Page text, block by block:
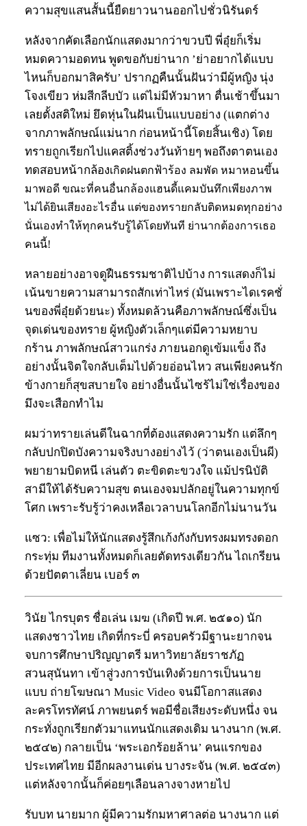
ความสุขแสนสั้นนี้ยืดยาวนานออกไปชั่วนิรันดร์
หลังจากคัดเลือกนักแสดงมากว่าขวบปี พี่อุ๋ยก็เริ่ม
หมดความอดทน พูดขอกับย่านาก ’ย่าอยากได้แบบ
ไหนก็บอกมาสิครับ’ ปรากฏคืนนั้นฝันว่ามีผู้หญิง นุ่ง
โจงเขียว ห่มสีกลีบบัว แต่ไม่มีหัวมาหา ตื่นเช้าขึ้นมา
เลยตั้งสติใหม่ ยึดหุ่นในฝันเป็นแบบอย่าง (แตกต่าง
จากภาพลักษณ์แม่นาก ก่อนหน้านี้โดยสิ้นเชิง) โดย
ทรายถูกเรียกไปแคสติ้งช่วงวันท้ายๆ พอถึงตาตนเอง
ทดสอบหน้ากล้องเกิดฝนตกฟ้าร้อง ลมพัด หมาหอนขึ้น
มาพอดี ขณะที่คนอื่นกล้องแฮนดี้แคมบันทึกเพียงภาพ
ไม่ได้ยินเสียงอะไรอื่น แต่ของทรายกลับติดหมดทุกอย่าง
นั่นเองทำให้ทุกคนรับรู้ได้โดยทันที ย่านากต้องการเธอ
คนนี้!
หลายอย่างอาจดูฝืนธรรมชาติไปบ้าง การแสดงก็ไม่
เน้นขายความสามารถสักเท่าไหร่ (มันเพราะไดเรคชั่
นของพี่อุ๋ยด้วยนะ) ทั้งหมดล้วนคือภาพลักษณ์ซึ่งเป็น
จุดเด่นของทราย ผู้หญิงตัวเล็กๆแต่มีความหยาบ
กร้าน ภาพลักษณ์สาวแกร่ง ภายนอกดูเข้มแข็ง ถึง
อย่างนั้นจิตใจกลับเต็มไปด้วยอ่อนไหว สนเพียงคนรัก
ข้างกายก็สุขสบายใจ อย่างอื่นนั้นไซร้ไม่ใช่เรื่องของ
มึงจะเสือกทำไม
ผมว่าทรายเล่นดีในฉากที่ต้องแสดงความรัก แต่ลึกๆ
กลับปกปิดบังความจริงบางอย่างไว้ (ว่าตนเองเป็นผี)
พยายามบิดหนี เล่นตัว ตะขิดตะขวงใจ แม้ปรนิบัติ
สามีให้ได้รับความสุข ตนเองจมปลักอยู่ในความทุกข์
โศก เพราะรับรู้ว่าคงเหลือเวลาบนโลกอีกไม่นานวัน
แซว: เพื่อไม่ให้นักแสดงรู้สึกเก้งกังกับทรงผมทรงดอก
กระทุ่ม ทีมงานทั้งหมดก็เลยตัดทรงเดียวกัน ไถเกรียน
ด้วยปัตตาเลี่ยน เบอร์ ๓
วินัย ไกรบุตร ชื่อเล่น เมฆ (เกิดปี พ.ศ. ๒๕๑๐) นัก
แสดงชาวไทย เกิดที่กระบี่ ครอบครัวมีฐานะยากจน
จบการศึกษาปริญญาตรี มหาวิทยาลัยราชภัฏ
สวนสุนันทา เข้าสู่วงการบันเทิงด้วยการเป็นนาย
แบบ ถ่ายโฆษณา Music Video จนมีโอกาสแสดง
ละครโทรทัศน์ ภาพยนตร์ พอมีชื่อเสียงระดับหนึ่ง จน
กระทั่งถูกเรียกตัวมาแทนนักแสดงเดิม นางนาก (พ.ศ.
๒๕๔๒) กลายเป็น ‘พระเอกร้อยล้าน’ คนแรกของ
ประเทศไทย มีอีกผลงานเด่น บางระจัน (พ.ศ. ๒๕๔๓)
แต่หลังจากนั้นก็ค่อยๆเลือนลางจางหายไป
รับบท นายมาก ผู้มีความรักมหาศาลต่อ นางนาก แต่